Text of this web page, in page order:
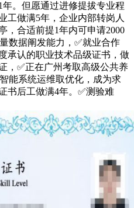
。但愿通过进修提拔专业程
工做满5年，企业内部转岗人
，合适前提1年内可申请2000
数据阐发能力，✅就业合作
承认的职业技术品级证书，做
，✅正在广州考取高级公共养
能系统运维取优化，成为求
书后工做满4年。✅测验难